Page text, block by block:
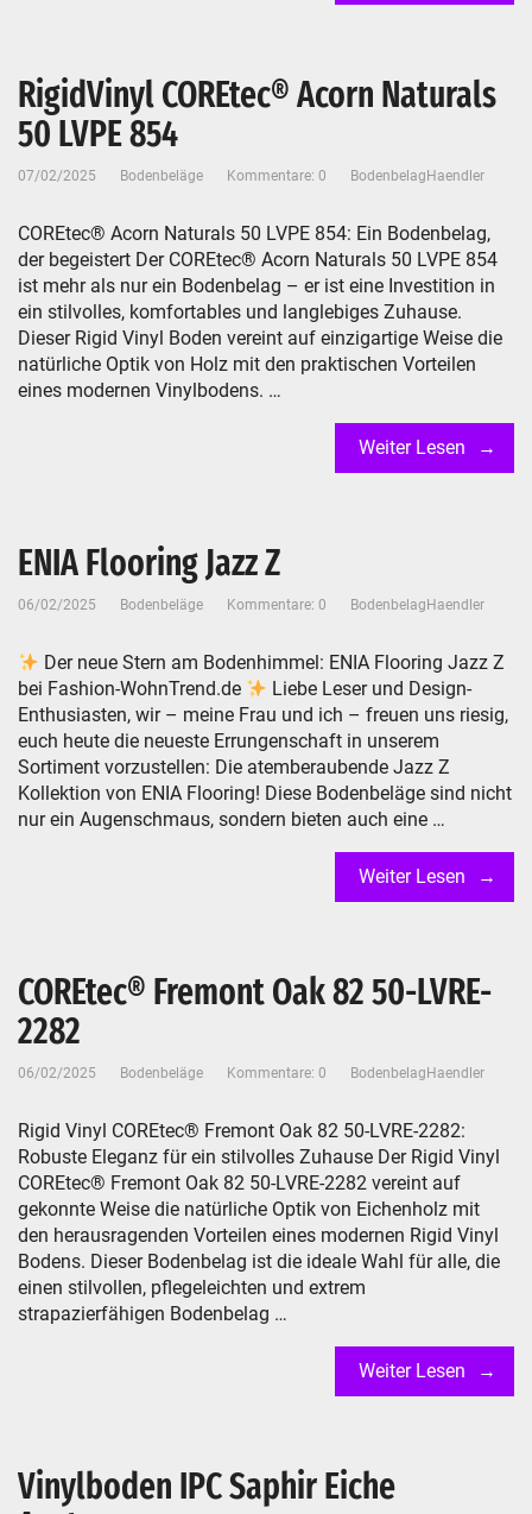
RigidVinyl COREtec® Acorn Naturals
50 LVPE 854
07/02/2025 Bodenbeläge Kommentare: 0 BodenbelagHaendler
COREtec® Acorn Naturals 50 LVPE 854: Ein Bodenbelag,
der begeistert Der COREtec® Acorn Naturals 50 LVPE 854
ist mehr als nur ein Bodenbelag – er ist eine Investition in
ein stilvolles, komfortables und langlebiges Zuhause.
Dieser Rigid Vinyl Boden vereint auf einzigartige Weise die
natürliche Optik von Holz mit den praktischen Vorteilen
eines modernen Vinylbodens. …
Weiter Lesen
ENIA Flooring Jazz Z
06/02/2025 Bodenbeläge Kommentare: 0 BodenbelagHaendler
Der neue Stern am Bodenhimmel: ENIA Flooring Jazz Z
bei Fashion-WohnTrend.de
Liebe Leser und Design-
Enthusiasten, wir – meine Frau und ich – freuen uns riesig,
euch heute die neueste Errungenschaft in unserem
Sortiment vorzustellen: Die atemberaubende Jazz Z
Kollektion von ENIA Flooring! Diese Bodenbeläge sind nicht
nur ein Augenschmaus, sondern bieten auch eine …
Weiter Lesen
COREtec® Fremont Oak 82 50-LVRE-
2282
06/02/2025 Bodenbeläge Kommentare: 0 BodenbelagHaendler
Rigid Vinyl COREtec® Fremont Oak 82 50-LVRE-2282:
Robuste Eleganz für ein stilvolles Zuhause Der Rigid Vinyl
COREtec® Fremont Oak 82 50-LVRE-2282 vereint auf
gekonnte Weise die natürliche Optik von Eichenholz mit
den herausragenden Vorteilen eines modernen Rigid Vinyl
Bodens. Dieser Bodenbelag ist die ideale Wahl für alle, die
einen stilvollen, pflegeleichten und extrem
strapazierfähigen Bodenbelag …
Weiter Lesen
Vinylboden IPC Saphir Eiche